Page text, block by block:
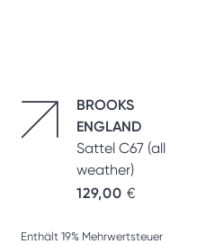
BROOKS
ENGLAND
Sattel C67 (all
weather)
129,00 €
Enthält 19% Mehrwertsteuer